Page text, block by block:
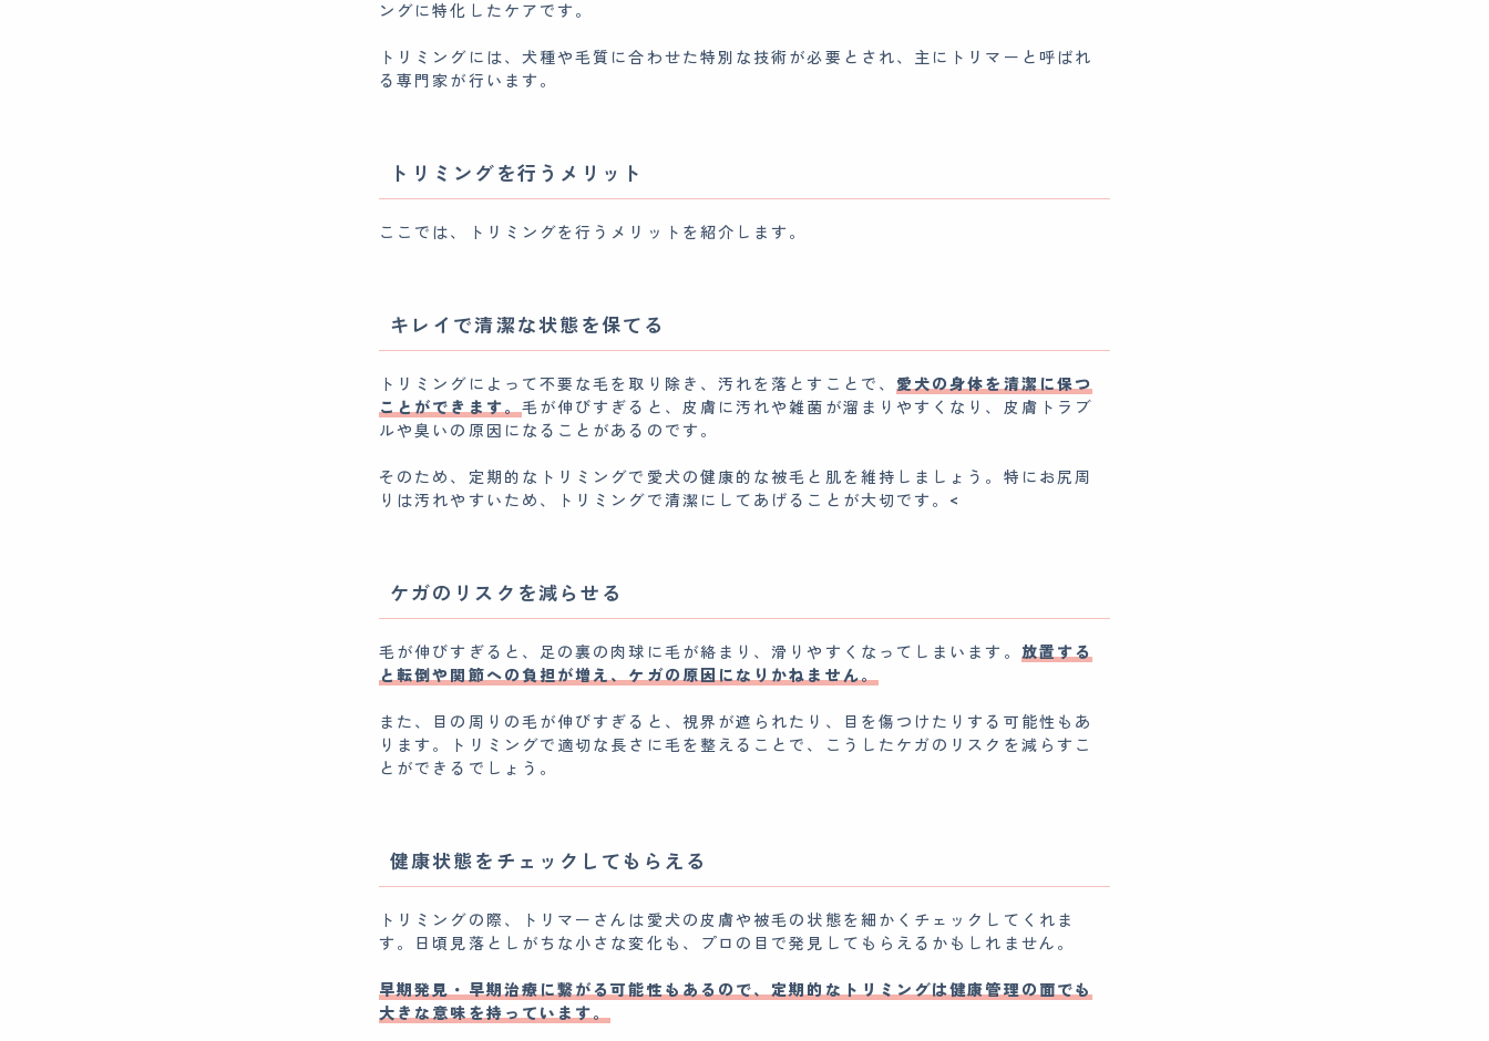
ングに特化したケアです。
トリミングには、犬種や毛質に合わせた特別な技術が必要とされ、主にトリマーと呼ばれ
る専門家が行います。
トリミングを行うメリット
ここでは、トリミングを行うメリットを紹介します。
キレイで清潔な状態を保てる
トリミングによって不要な毛を取り除き、汚れを落とすことで、 愛犬の身体を清潔に保つ
ことができます。毛が伸びすぎると、皮膚に汚れや雑菌が溜まりやすくなり、皮膚トラブ
ルや臭いの原因になることがあるのです。
そのため、定期的なトリミングで愛犬の健康的な被毛と肌を維持しましょう。特にお尻周
りは汚れやすいため、トリミングで清潔にしてあげることが大切です。<
ケガのリスクを減らせる
毛が伸びすぎると、足の裏の肉球に毛が絡まり、滑りやすくなってしまいます。 放置する
と転倒や関節への負担が増え、ケガの原因になりかねません。
また、目の周りの毛が伸びすぎると、視界が遮られたり、目を傷つけたりする可能性もあ
ります。トリミングで適切な長さに毛を整えることで、こうしたケガのリスクを減らすこ
とができるでしょう。
健康状態をチェックしてもらえる
トリミングの際、トリマーさんは愛犬の皮膚や被毛の状態を細かくチェックしてくれま
す。日頃見落としがちな小さな変化も、プロの目で発見してもらえるかもしれません。
早期発見・早期治療に繋がる可能性もあるので、定期的なトリミングは健康管理の面でも
大きな意味を持っています。